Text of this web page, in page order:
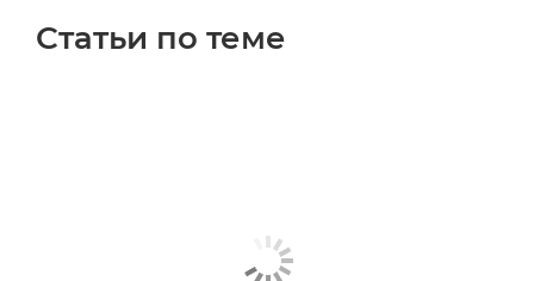
Статьи по теме